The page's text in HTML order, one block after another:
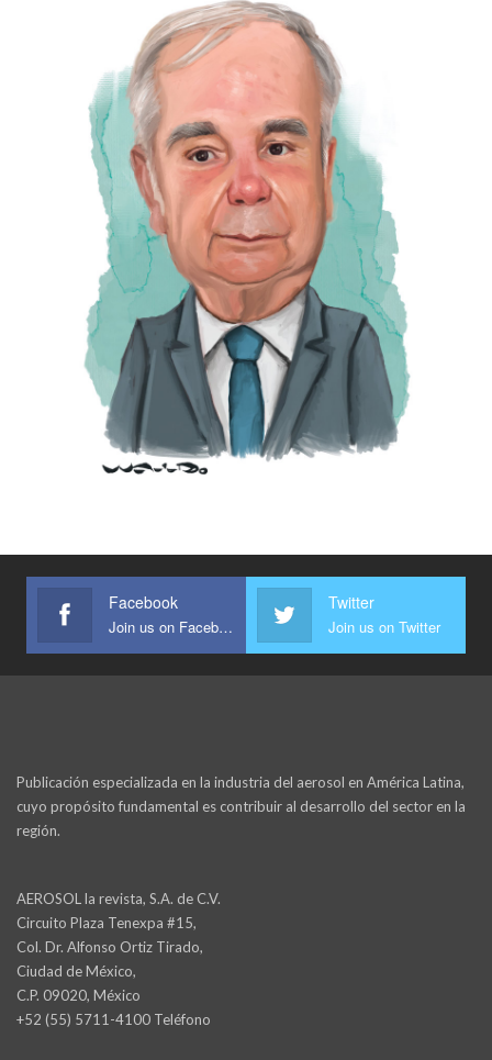
Facebook
Join us on Facebook
Twitter
Join us on Twitter
Publicación especializada en la industria del aerosol en América Latina,
cuyo propósito fundamental es contribuir al desarrollo del sector en la
región.
AEROSOL la revista, S.A. de C.V.
Circuito Plaza Tenexpa #15,
Col. Dr. Alfonso Ortiz Tirado,
Ciudad de México,
C.P. 09020, México
+52 (55) 5711-4100 Teléfono